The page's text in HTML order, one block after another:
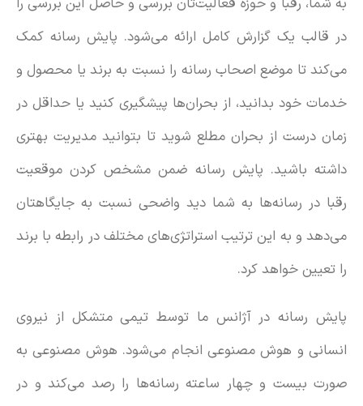
در قالب یک گزارش کامل ارائه می‌شود. پایش رسانه کمک
می‌کند تا موضع اصحاب رسانه را نسبت به برند یا محصول و
خدمات خود بدانید، از بحران‌ها پیشگیری کنید یا حداقل در
زمان درست از بحران مطلع شوید تا بتوانید مدیریت بهتری
داشته باشید. پایش رسانه ضمن مشخص کردن موقعیت
رقبا در رسانه‌ها به شما دید واضحی نسبت به جایگاهتان
می‌دهد و به این ترتیب استراتژی‌های مختلف در رابطه با برند
را تعیین خواهد کرد.
پایش رسانه در آژانس ما توسط تیمی متشکل از نیروی
انسانی و هوش مصنوعی انجام می‌شود. هوش مصنوعی به
صورت بیست و چهار ساعته رسانه‌ها را رصد می‌کند و در